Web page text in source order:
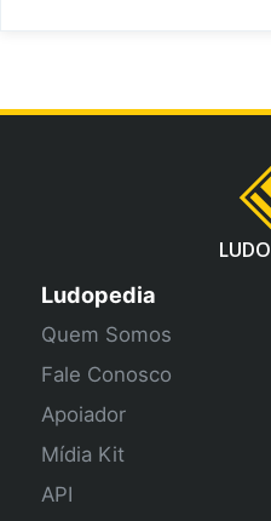
LUDO
Ludopedia
Quem Somos
Fale Conosco
Apoiador
Mídia Kit
API